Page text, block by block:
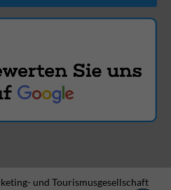
und Tourismusgesellschaft